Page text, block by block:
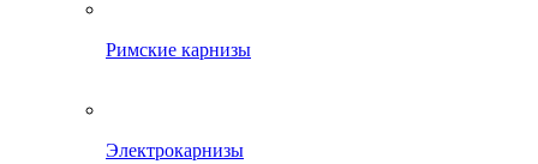
Римские карнизы
Электрокарнизы